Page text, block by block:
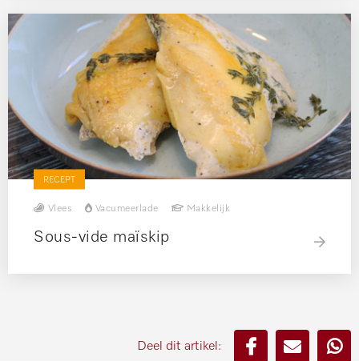
RECEPT
Vlees Vacumeerlade Makkelijk
Sous-vide maïskip
Deel dit artikel: